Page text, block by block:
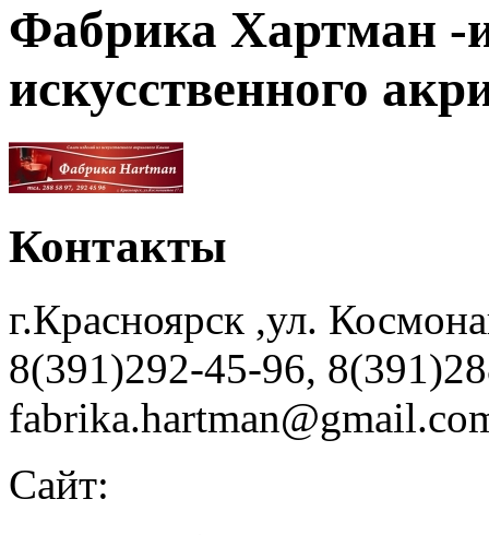
Фабрика Хартман -
искусственного
Контакты
г.Красноярск ,ул.
8(391)292-45-96,
Сайт: